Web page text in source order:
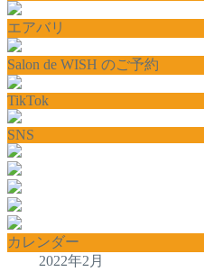
エアバリ
Salon de WISH のご予約
TikTok
SNS
カレンダー
2022年2月